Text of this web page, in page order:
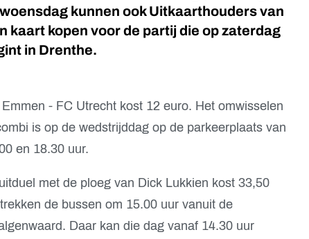
kunnen ook Uitkaarthouders van
kaart kopen voor de partij die op zaterdag
in Drenthe.
- FC Utrecht kost 12 euro. Het omwisselen
is op de wedstrijddag op de parkeerplaats van
en 18.30 uur.
met de ploeg van Dick Lukkien kost 33,50
de bussen om 15.00 uur vanuit de
Daar kan die dag vanaf 14.30 uur